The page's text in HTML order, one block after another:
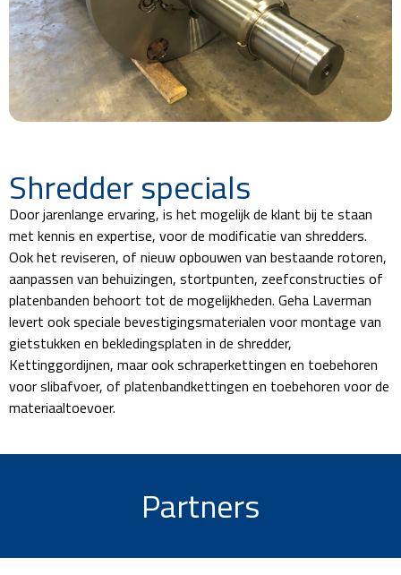
Shredder specials
Door jarenlange ervaring, is het mogelijk de klant bij te staan
met kennis en expertise, voor de modificatie van shredders.
Ook het reviseren, of nieuw opbouwen van bestaande rotoren,
aanpassen van behuizingen, stortpunten, zeefconstructies of
platenbanden behoort tot de mogelijkheden. Geha Laverman
levert ook speciale bevestigingsmaterialen voor montage van
gietstukken en bekledingsplaten in de shredder,
Kettinggordijnen, maar ook schraperkettingen en toebehoren
voor slibafvoer, of platenbandkettingen en toebehoren voor de
materiaaltoevoer.
Partners